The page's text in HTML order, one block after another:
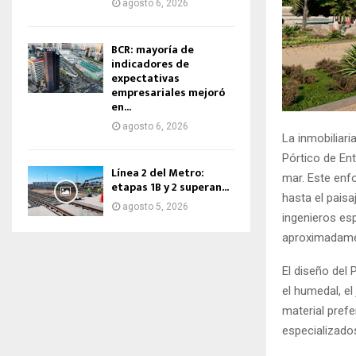
La
Pórtico de
mar. Este
hasta el
ingenieros
El diseño del
el humedal,
material
agosto 6, 2026
BCR: mayoría de
indicadores de
expectativas
empresariales mejoró
en...
agosto 6, 2026
Línea 2 del Metro:
etapas 1B y 2 superan...
agosto 5, 2026